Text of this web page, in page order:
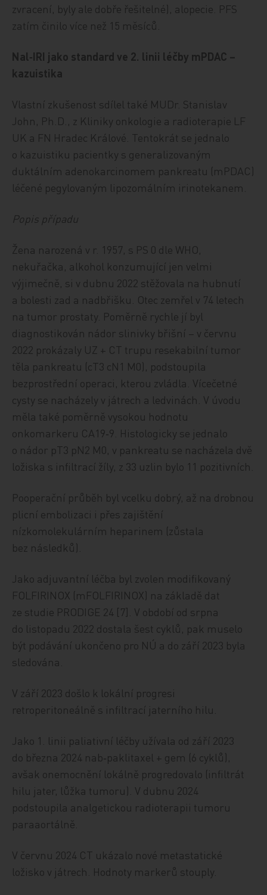
zvracení, byly ale dobře řešitelné), alopecie. PFS
zatím činilo více než 15 měsíců.
Nal‑IRI jako standard ve 2. linii léčby mPDAC –
kazuistika
Vlastní zkušenost sdílel také MUDr. Stanislav
John, Ph.D., z Kliniky onkologie a radioterapie LF
UK a FN Hradec Králové. Tentokrát se jednalo
o kazuistiku pacientky s generalizovaným
duktálním adenokarcinomem pankreatu (mPDAC)
léčené pegylovaným lipozomálním irinotekanem.
Popis případu
Žena narozená v r. 1957, s PS 0 dle WHO,
nekuřačka, alkohol konzumující jen velmi
výjimečně, si v dubnu 2022 stěžovala na hubnutí
a bolesti zad a nadbřišku. Otec zemřel v 74 letech
na tumor prostaty. Poměrně rychle jí byl
diagnostikován nádor slinivky břišní – v červnu
2022 prokázaly UZ + CT trupu resekabilní tumor
těla pankreatu (cT3 cN1 M0), podstoupila
bezprostřední operaci, kterou zvládla. Vícečetné
cysty se nacházely v játrech a ledvinách. V úvodu
měla také poměrně vysokou hodnotu
onkomarkeru CA19‑9. Histologicky se jednalo
o nádor pT3 pN2 M0, v pankreatu se nacházela dvě
ložiska s infiltrací žíly, z 33 uzlin bylo 11 pozitivních.
Pooperační průběh byl vcelku dobrý, až na drobnou
plicní embolizaci i přes zajištění
nízkomolekulárním heparinem (zůstala
bez následků).
Jako adjuvantní léčba byl zvolen modifikovaný
FOLFIRINOX (mFOLFIRINOX) na základě dat
ze studie PRODIGE 24 [7]. V období od srpna
do listopadu 2022 dostala šest cyklů, pak muselo
být podávání ukončeno pro NÚ a do září 2023 byla
sledována.
V září 2023 došlo k lokální progresi
retroperitoneálně s infiltrací jaterního hilu.
Jako 1. linii paliativní léčby užívala od září 2023
do března 2024 nab‑paklitaxel + gem (6 cyklů),
avšak onemocnění lokálně progredovalo (infiltrát
hilu jater, lůžka tumoru). V dubnu 2024
podstoupila analgetickou radioterapii tumoru
paraaortálně.
V červnu 2024 CT ukázalo nové metastatické
ložisko v játrech. Hodnoty markerů stouply.